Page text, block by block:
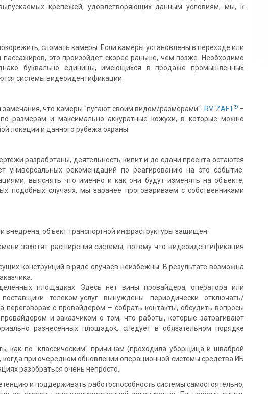
крепежей, удовлетворяющих данным условиям, мы, к
сломать камеры. Если камеры установлены в переходе или
это произойдет скорее раньше, чем позже. Необходимо
буквально единицы, имеющихся в продаже промышленных
системы видеоидентификации.
что камеры "пугают своим видом/размерами".
RV-ZAFT®–
размерам и максимально аккуратные кожухи, в которые можно
локации и данного рубежа охраны.
разработаны, деятельность кипит и до сдачи проекта остаются
универсальных рекомендаций по реагированию на это событие.
выяснять что именно и как они будут изменять на объекте,
подобных случаях, мы заранее проговариваем с собственниками
объект транспортной инфраструктуры защищен:
захотят расширения системы, потому что видеоидентификация
конструкций в ряде случаев неизбежны. В результате возможна
площадках. Здесь нет вины провайдера, оператора или
телеком-услуг вынуждены периодически отключать/
с провайдером – собрать контакты, обсудить вопросы
и заказчиком о том, что работы, которые затрагивают
разнесенных площадок, следует в обязательном порядке
как по "классическим" причинам (проходила уборщица и шваброй
при очередном обновлении операционной системы средства ИБ
разобраться очень непросто.
и поддерживать работоспособность системы самостоятельно,